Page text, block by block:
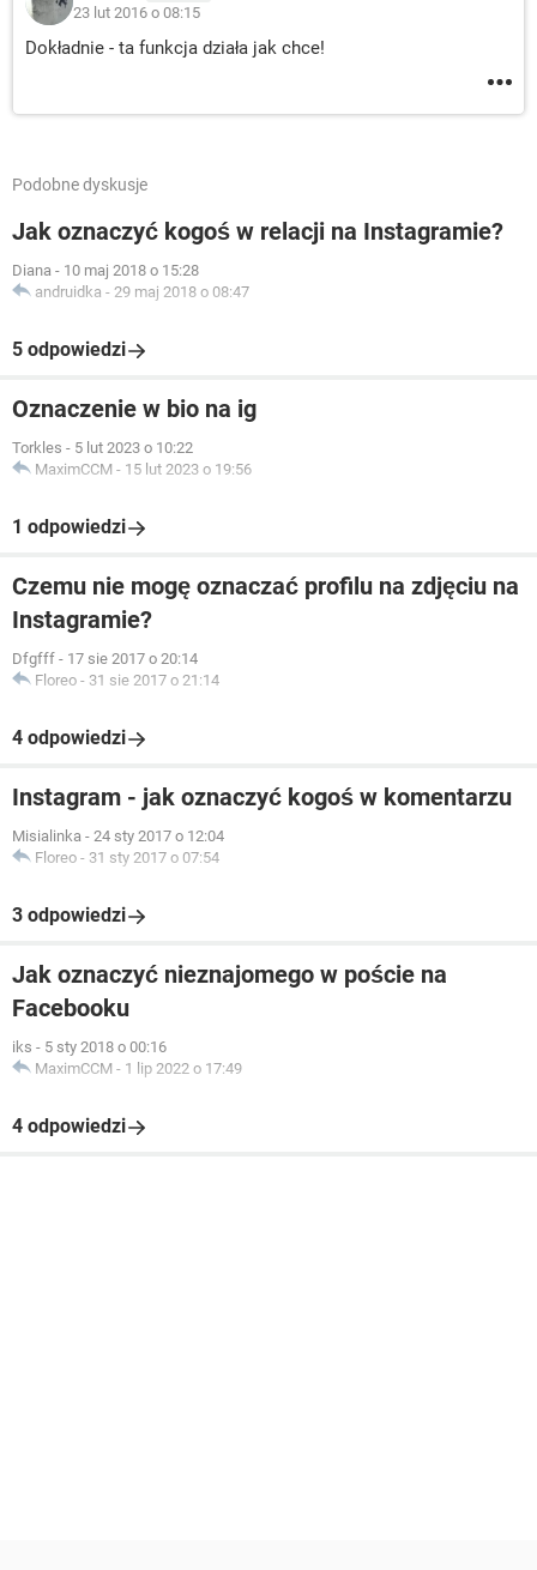
23 lut 2016 o 08:15
Dokładnie - ta funkcja działa jak chce!
Podobne dyskusje
Jak oznaczyć kogoś w relacji na Instagramie?
Diana - 10 maj 2018 o 15:28
andruidka - 29 maj 2018 o 08:47
5 odpowiedzi
Oznaczenie w bio na ig
Torkles - 5 lut 2023 o 10:22
MaximCCM - 15 lut 2023 o 19:56
1 odpowiedzi
Czemu nie mogę oznaczać profilu na zdjęciu na
Instagramie?
Dfgfff - 17 sie 2017 o 20:14
Floreo - 31 sie 2017 o 21:14
4 odpowiedzi
Instagram - jak oznaczyć kogoś w komentarzu
Misialinka - 24 sty 2017 o 12:04
Floreo - 31 sty 2017 o 07:54
3 odpowiedzi
Jak oznaczyć nieznajomego w poście na
Facebooku
iks - 5 sty 2018 o 00:16
MaximCCM - 1 lip 2022 o 17:49
4 odpowiedzi